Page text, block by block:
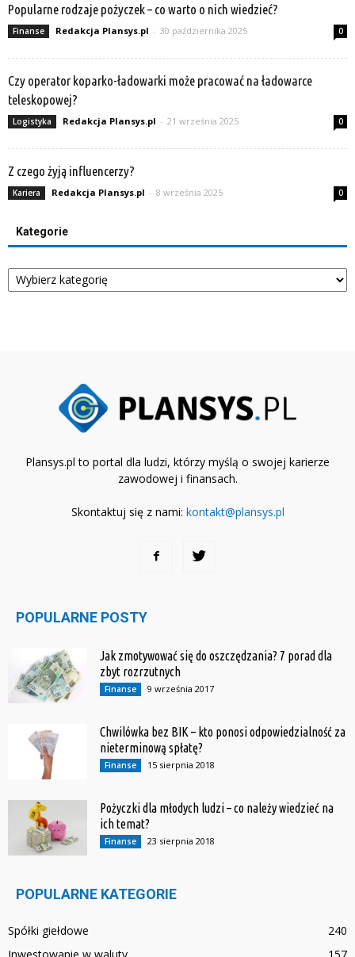
Popularne rodzaje pożyczek – co warto o nich wiedzieć?
Finanse Redakcja Plansys.pl - 30 października 2025 0
Czy operator koparko-ładowarki może pracować na ładowarce
teleskopowej?
Logistyka Redakcja Plansys.pl - 21 września 2025 0
Z czego żyją influencerzy?
Kariera Redakcja Plansys.pl - 8 września 2025 0
Kategorie
Kategorie
Plansys.pl to portal dla ludzi, którzy myślą o swojej karierze
zawodowej i finansach.
Skontaktuj się z nami: kontakt@plansys.pl
POPULARNE POSTY
Jak zmotywować się do oszczędzania? 7 porad dla
zbyt rozrzutnych
Finanse 9 września 2017
Chwilówka bez BIK – kto ponosi odpowiedzialność za
nieterminową spłatę?
Finanse 15 sierpnia 2018
Pożyczki dla młodych ludzi – co należy wiedzieć na
ich temat?
Finanse 23 sierpnia 2018
POPULARNE KATEGORIE
Spółki giełdowe
240